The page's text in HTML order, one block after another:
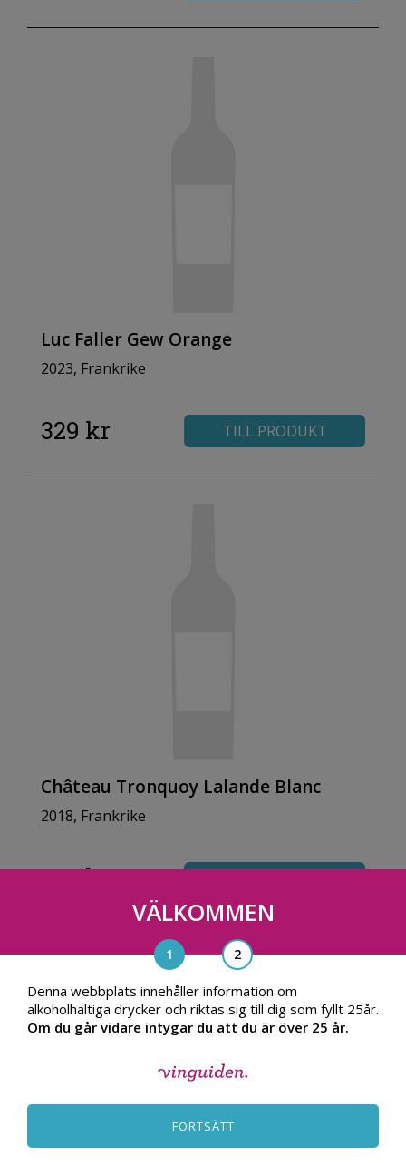
Luc Faller Gew Orange
2023, Frankrike
329 kr TILL PRODUKT
Château Tronquoy Lalande Blanc
2018, Frankrike
779 kr
VÄLKOMMEN
Denna webbplats innehåller information om
alkoholhaltiga drycker och riktas sig till dig som fyllt 25år.
Om du går vidare intygar du att du är över 25 år.
FORTSÄTT